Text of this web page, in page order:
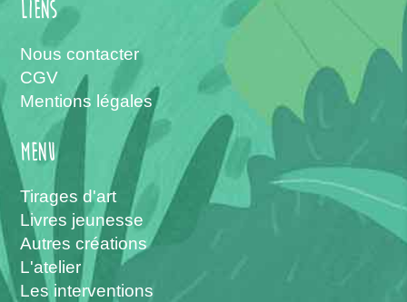
Liens
Nous contacter
CGV
Mentions légales
menu
Tirages d'art
Livres jeunesse
Autres créations
L'atelier
Les interventions